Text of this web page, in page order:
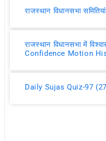
राजस्थान विधानसभा
राजस्थान विधानसभा में
Confidence Motion
Daily Sujas Quiz-97